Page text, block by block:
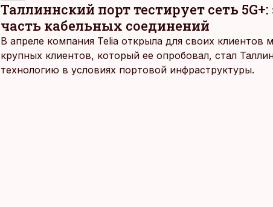
Таллиннский порт тестирует сеть
часть кабельных соединений
В апреле компания Telia открыла для своих
крупных клиентов, который ее опробовал, стал
технологию в условиях портовой инфраструктуры.